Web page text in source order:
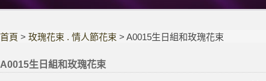
首頁 >玫瑰花束 . 情人節花束 > A0015生日組和玫瑰花束
A0015生日組和玫瑰花束